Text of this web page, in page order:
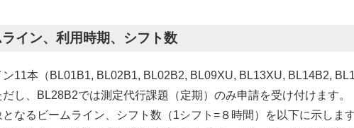
イン、利用時期、シフト数
11本（BL01B1, BL02B1, BL02B2, BL09XU, BL13XU, BL14B2,
し、BL28B2では測定代行課題（定期）のみ申請を受け付けます。
なるビームライン、シフト数（1シフト=８時間）を以下に示しま